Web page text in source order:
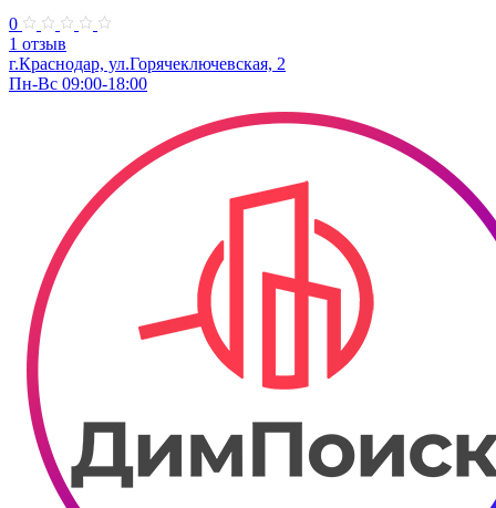
0
1 отзыв
г.Краснодар, ул.Горячеключевская, 2
Пн-Вс 09:00-18:00